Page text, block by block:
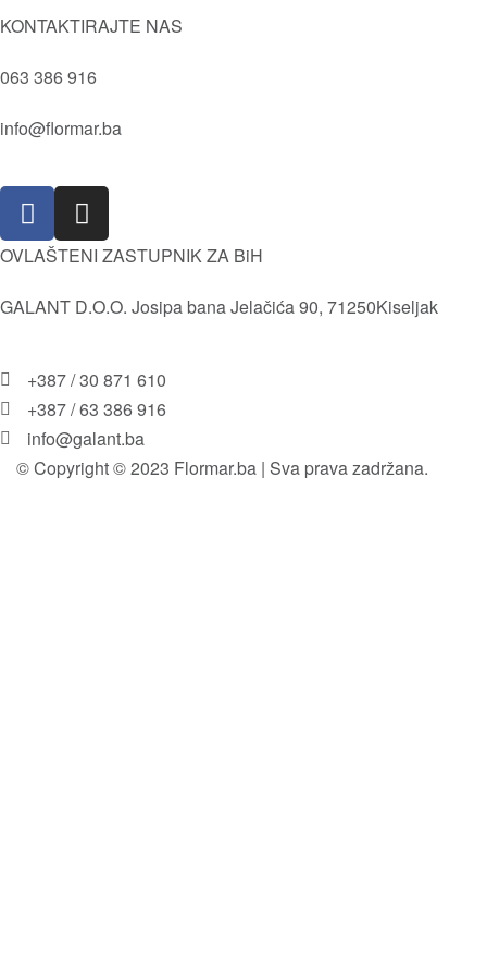
Tečni puder
Sjenila
Usne
Olovke za usne
Kvaliteta
Društvena i Prirodna odgovornost
Misija i Vizija
Pravila i uslovi korištenja
KONTAKTIRAJTE NAS
063 386 916
info@flormar.ba
OVLAŠTENI ZASTUPNIK ZA BiH
GALANT D.O.O. Josipa bana Jelačića 90, 71250Kiseljak
+387 / 30 871 610
+387 / 63 386 916
info@galant.ba
© Copyright © 2023 Flormar.ba | Sva prava zadržana.